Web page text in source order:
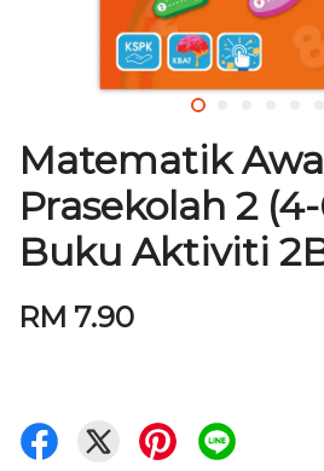
Matematik Awal
Prasekolah 2
Buku Aktiviti
RM 7.90